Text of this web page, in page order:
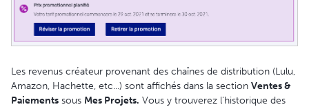
Les revenus créateur provenant des chaînes de distribution (Lulu,
Amazon, Hachette, etc...) sont affichés dans la section Ventes &
Paiements sous Mes Projets. Vous y trouverez l'historique des